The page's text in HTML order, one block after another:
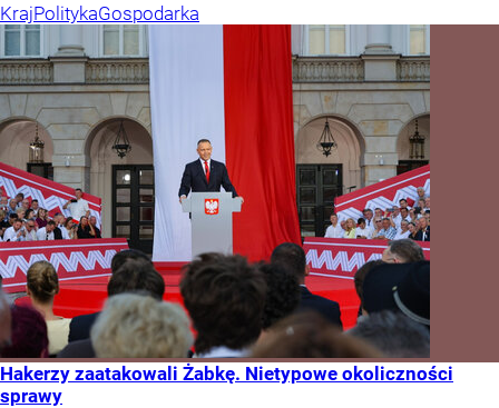
KrajPolitykaGospodarka
Hakerzy zaatakowali Żabkę. Nietypowe okoliczności
sprawy